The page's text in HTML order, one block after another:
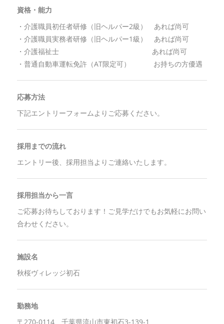
資格・能力
・介護職員初任者研修（旧ヘルパー2級） あれば尚可
・介護職員実務者研修（旧ヘルパー1級） あれば尚可
・介護福祉士 あれば尚可
・普通自動車運転免許（AT限定可） お持ちの方優遇
応募方法
下記エントリーフォームよりご応募ください。
採用までの流れ
エントリー後、採用担当よりご連絡いたします。
採用担当から一言
ご応募お待ちしております！ご見学だけでもお気軽にお問い
合わせください。
施設名
秋桜ヴィレッジ初石
勤務地
〒270-0114 千葉県流山市東初石3-139-1